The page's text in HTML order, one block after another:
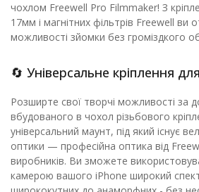
чохлом Freewell Pro Filmmaker! З
17мм і магнітних фільтрів Freewell ви
можливості зйомки без громіздкого
🔄 Універсальне кріплення
Розширте свої творчі можливості за
вбудованого в чохол різьбового
універсальний маунт, під який існує
оптики — професійна оптика від
виробників. Ви зможете
камерою вашого iPhone широкий